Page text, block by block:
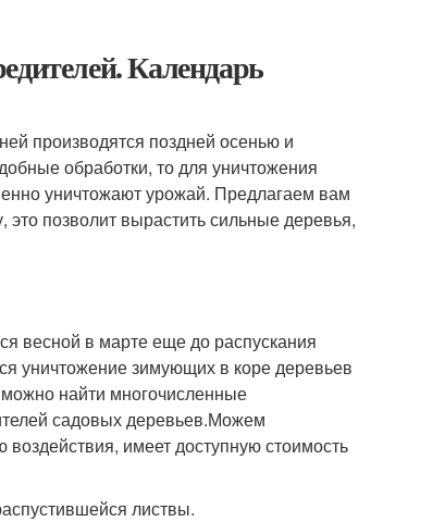
Календарь
производятся поздней осенью и
обработки, то для уничтожения
уничтожают урожай. Предлагаем вам
позволит вырастить сильные деревья,
весной в марте еще до распускания
уничтожение зимующих в коре деревьев
найти многочисленные
садовых деревьев.Можем
имеет доступную стоимость
листвы.